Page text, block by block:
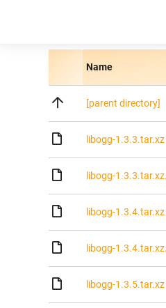
Name
[parent directory]
libogg-1.3.3.tar.xz
libogg-
libogg-1.3.4.tar.xz
libogg-
libogg-1.3.5.tar.xz